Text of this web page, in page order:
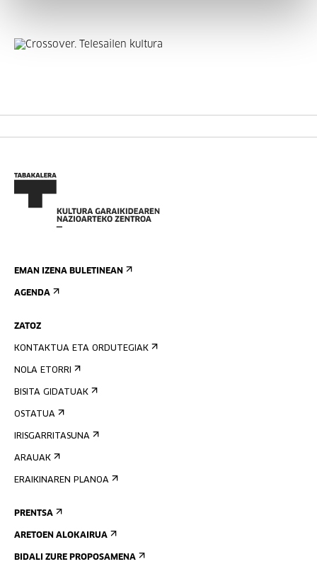
EMAN IZENA BULETINEAN
AGENDA
ZATOZ
KONTAKTUA ETA ORDUTEGIAK
NOLA ETORRI
BISITA GIDATUAK
OSTATUA
IRISGARRITASUNA
ARAUAK
ERAIKINAREN PLANOA
PRENTSA
ARETOEN ALOKAIRUA
BIDALI ZURE PROPOSAMENA